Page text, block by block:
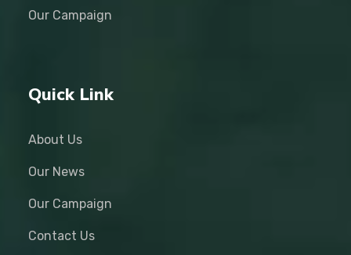
Our Campaign
Quick Link
About Us
Our News
Our Campaign
Contact Us